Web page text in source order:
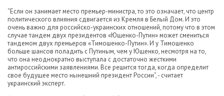
“Если он занимает место премьер-министра, то это означает, что центр
политического влияния сдвигается из Кремля в Белый Дом. И это
очень важно для российско-украинских отношений, потому что в этом
случае тандем двух президентов «Ющенко-Путин» может смениться
тандемом двух премьеров «Тимошенко-Путин». И у Тимошенко
больше шансов поладить с Путиным, чем у Ющенко, несмотря на то,
что она неоднократно выступала с достаточно жесткими
антироссийскими заявлениями. Все решится тогда, когда определит
свое будущее место нынешний президент России”, - считает
украинский эксперт.